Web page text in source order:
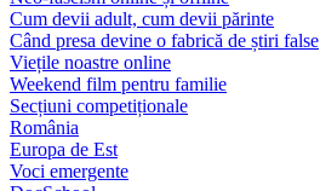
Cum devii adult, cum devii părinte
Când presa devine o fabrică de știri false
Viețile noastre online
Weekend film pentru familie
Secțiuni competiționale
România
Europa de Est
Voci emergente